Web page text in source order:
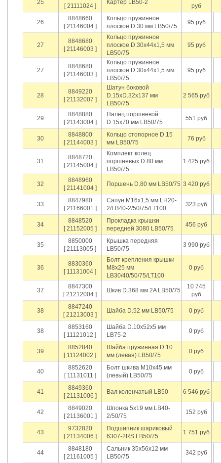
25
[ 21111024 ]
Картер LB50-2
руб
26
8848660
[ 21146004 ]
Кольцо пружинное
плоское D.30 мм LB50/75
95 руб
27
8848680
[ 21146003 ]
Кольцо пружинное
плоское D.30х44х1,5 мм
LB50/75
95 руб
27
8848680
[ 21146003 ]
Кольцо пружинное
плоское D.30х44х1,5 мм
LB50/75
95 руб
28
8849220
[ 21132007 ]
Шатун боковой
D.15хD.32х137 мм
LB50/75
2 565 руб
29
8848880
[ 21143004 ]
Палец поршневой
D.15х70 мм LB50/75
551 руб
30
8848800
[ 21144003 ]
Кольцо стопорное D.15
мм LB50/75
76 руб
31
8848720
[ 21145004 ]
Комплект колец
поршневых D.80 мм
LB50/75
1 425 руб
32
8848960
[ 21141004 ]
Поршень D.80 мм LB50/75 3 420 руб
33
8847980
[ 21166001 ]
Сапун M16х1,5 мм LH20-
2/LB40-2/50/75/LT100
323 руб
34
8848520
[ 21152005 ]
Прокладка крышки
передней 3080 LB50/75
456 руб
35
8850000
[ 21113005 ]
Крышка передняя
LB50/75
3 990 руб
36
8830360
[ 11131004 ]
Болт крепления крышки
М8х25 мм
LB30/40/50/75/LT100
0 руб
37
8847300
[ 21212004 ]
Шкив D.368 мм 2A LB50/75
10 745
руб
38
8847240
[ 21213003 ]
Шайба D.52 мм LB50/75 0 руб
38
8853160
[ 11121012 ]
Шайба D.10х52х5 мм
LB75-2
0 руб
39
8852840
[ 11124002 ]
Шайба пружинная D.10
мм (левая) LB50/75
0 руб
40
8852620
[ 11131011 ]
Болт шкива М10х45 мм
(левый) LB50/75
0 руб
41
8849360
[ 21131006 ]
Вал коленчатый LB50 6 546 руб
42
8849020
[ 21136001 ]
Шпонка 5х19 мм LB40-
2/50/75
152 руб
43
9732820
[ 21134006 ]
Подшипник шариковый
6307-2RS LB50/75
1 751 руб
44
8848180
[ 21161005 ]
Сальник 35х56х12 мм
LB50/75
342 руб